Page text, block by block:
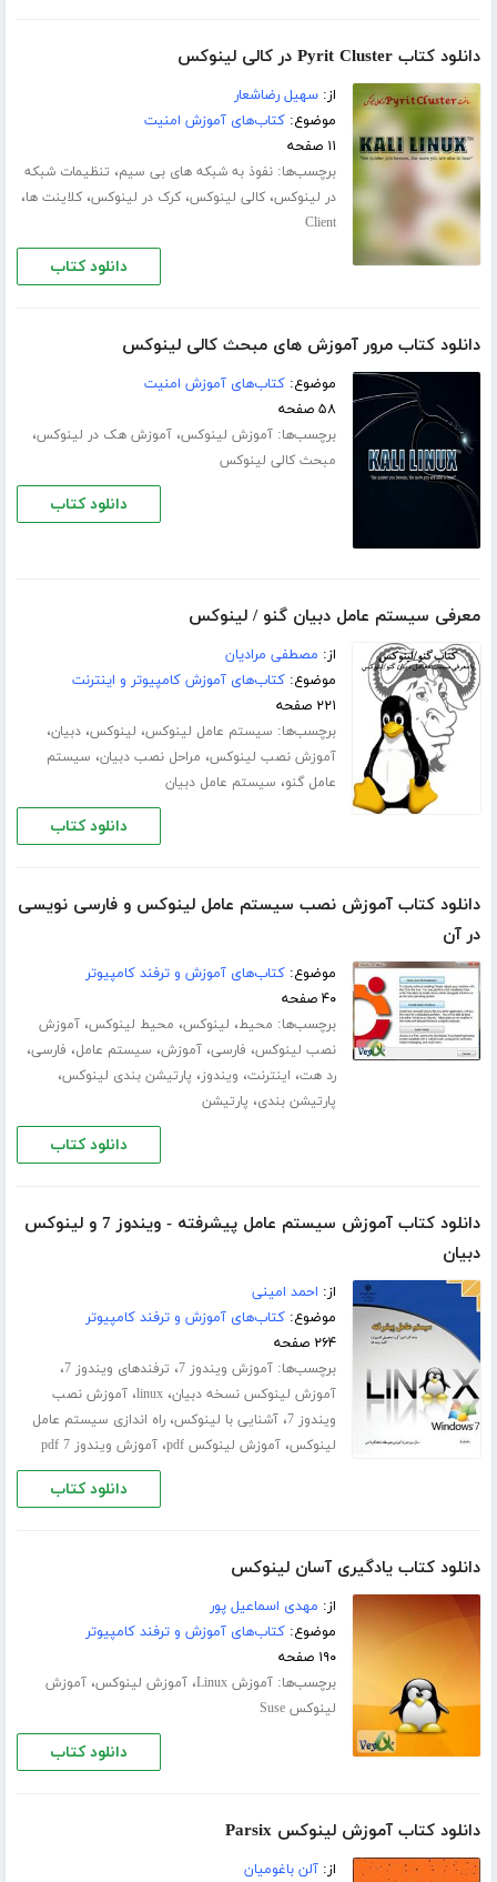
دانلود کتاب Pyrit Cluster در کالی لینوکس
از:سهیل رضاشعار
موضوع:کتاب‌های آموزش امنیت
۱۱ صفحه
برچسب‌ها:نفوذ به شبکه های بی سیم، تنظیمات شبکه
در لینوکس،کالی لینوکس،کرک در لینوکس،کلاینت ها،
Client
دانلود کتاب
دانلود کتاب مرور آموزش های مبحث کالی لینوکس
موضوع:کتاب‌های آموزش امنیت
۵۸ صفحه
برچسب‌ها:آموزش لینوکس،آموزش هک در لینوکس،
مبحث کالی لینوکس
دانلود کتاب
معرفی سیستم عامل دبیان گنو / لینوکس
از: مصطفی مرادیان
موضوع:کتاب‌های آموزش کامپیوتر و اینترنت
۲۲۱ صفحه
برچسب‌ها: سیستم عامل لینوکس، لینوکس،دبیان،
آموزش نصب لینوکس، مراحل نصب دبیان، سیستم
عامل گنو، سیستم عامل دبیان
دانلود کتاب
دانلود کتاب آموزش نصب سیستم عامل لینوکس و فارسی نویسی
در آن
موضوع:کتاب‌های آموزش و ترفند کامپیوتر
۴۰ صفحه
برچسب‌ها: محیط، لینوکس، محیط لینوکس،آموزش
نصب لینوکس، فارسی،آموزش، سیستم عامل، فارسی،
رد هت، اینترنت، ویندوز، پارتیشن بندی لینوکس،
پارتیشن بندی، پارتیشن
دانلود کتاب
دانلود کتاب آموزش سیستم عامل پیشرفته - ویندوز 7 و لینوکس
دبیان
از: احمد امینی
موضوع:کتاب‌های آموزش و ترفند کامپیوتر
۲۶۴ صفحه
برچسب‌ها:آموزش ویندوز 7 ، ترفندهای ویندوز 7 ،
آموزش لینوکس نسخه دبیان،linux،آموزش نصب
ویندوز 7 ،آشنایی با لینوکس،راه اندازی سیستم عامل
لینوکس،آموزش لینوکس pdf ،آموزش ویندوز 7 pdf
دانلود کتاب
دانلود کتاب یادگیری آسان لینوکس
از: مهدی اسماعیل پور
موضوع:کتاب‌های آموزش و ترفند کامپیوتر
۱۹۰ صفحه
برچسب‌ها:آموزش Linux ،آموزش لینوکس،آموزش
لینوکس Suse
دانلود کتاب
دانلود کتاب آموزش لینوکس Parsix
از:آلن باغومیان